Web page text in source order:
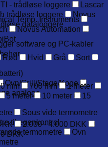
- trådløse loggere
Lascar
trådløse loggere
Novus
dataloggere
software og PC-kabler
Ovn/Grill/Stege/Koge
analoge
Sous vide termometre
til egenkontrol
termometre
Ovn
Temp. Instruments
Novus Automation
Rød Hvid Grå
Sort
mm 700 mm
1 meter
5 meter 10 meter
15
2.000 - 4.000 DKK
DKK